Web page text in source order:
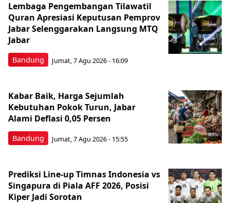
Bandung
Lembaga Pengembangan Tilawatil
Quran Apresiasi Keputusan Pemprov
Jabar Selenggarakan Langsung MTQ
Jabar
Jumat, 7 Agu 2026 - 16:09
Bandung
Kabar Baik, Harga Sejumlah
Kebutuhan Pokok Turun, Jabar
Alami Deflasi 0,05 Persen
Jumat, 7 Agu 2026 - 15:55
Prediksi Line-up Timnas Indonesia vs
Singapura di Piala AFF 2026, Posisi
Kiper Jadi Sorotan